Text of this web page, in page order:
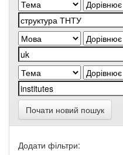
Почати новий пошук
Додати фільтри: